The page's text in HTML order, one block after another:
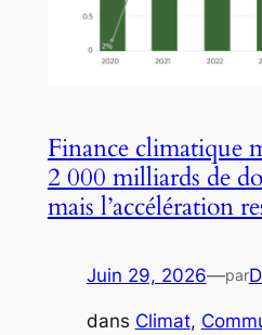
Finance climatique
2 000 milliards de
mais l’accélération
Juin 29, 2026—par
dans Climat,